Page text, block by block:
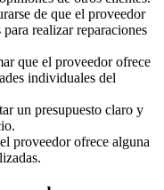
de que el proveedor
realizar reparaciones
que el proveedor ofrece
individuales del
un presupuesto claro y
proveedor ofrece alguna